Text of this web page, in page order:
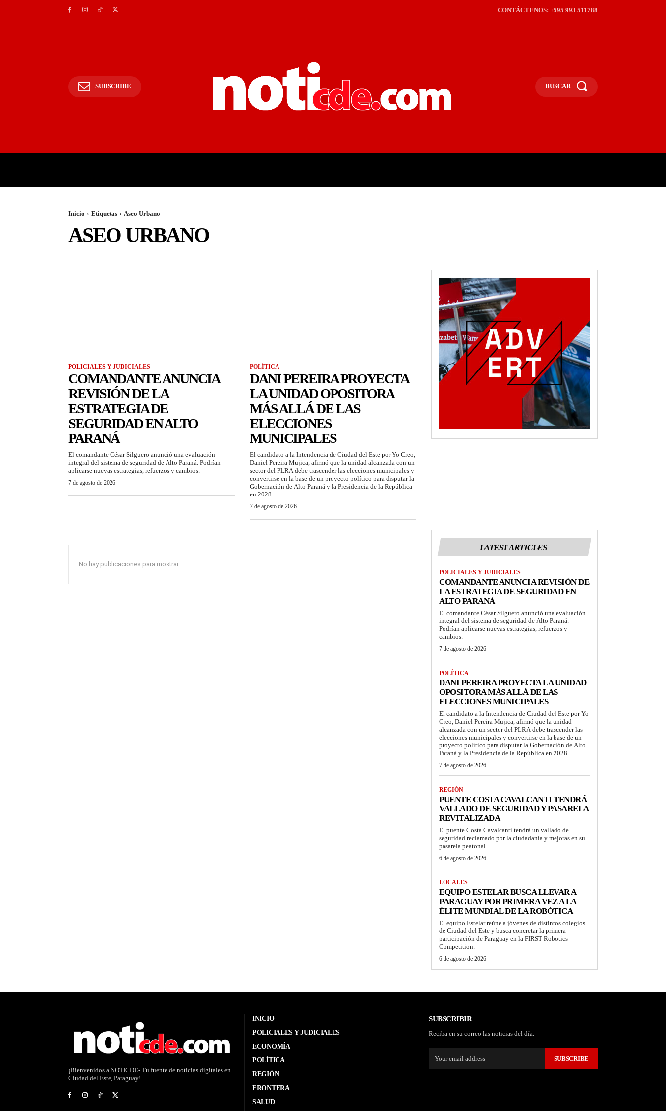
CONTÁCTENOS: +595 993 511788
SUBSCRIBE BUSCAR
Inicio Etiquetas Aseo Urbano
ASEO URBANO
POLICIALES Y JUDICIALES
COMANDANTE ANUNCIA
REVISIÓN DE LA
ESTRATEGIA DE
SEGURIDAD EN ALTO
PARANÁ
El comandante César Silguero anunció una evaluación
integral del sistema de seguridad de Alto Paraná. Podrían
aplicarse nuevas estrategias, refuerzos y cambios.
7 de agosto de 2026
POLÍTICA
DANI PEREIRA PROYECTA
LA UNIDAD OPOSITORA
MÁS ALLÁ DE LAS
ELECCIONES
MUNICIPALES
El candidato a la Intendencia de Ciudad del Este por Yo Creo,
Daniel Pereira Mujica, afirmó que la unidad alcanzada con un
sector del PLRA debe trascender las elecciones municipales y
convertirse en la base de un proyecto político para disputar la
Gobernación de Alto Paraná y la Presidencia de la República
en 2028.
7 de agosto de 2026
No hay publicaciones para mostrar
LATEST ARTICLES
POLICIALES Y JUDICIALES
COMANDANTE ANUNCIA REVISIÓN DE
LA ESTRATEGIA DE SEGURIDAD EN
ALTO PARANÁ
El comandante César Silguero anunció una evaluación
integral del sistema de seguridad de Alto Paraná.
Podrían aplicarse nuevas estrategias, refuerzos y
cambios.
7 de agosto de 2026
POLÍTICA
DANI PEREIRA PROYECTA LA UNIDAD
OPOSITORA MÁS ALLÁ DE LAS
ELECCIONES MUNICIPALES
El candidato a la Intendencia de Ciudad del Este por Yo
Creo, Daniel Pereira Mujica, afirmó que la unidad
alcanzada con un sector del PLRA debe trascender las
elecciones municipales y convertirse en la base de un
proyecto político para disputar la Gobernación de Alto
Paraná y la Presidencia de la República en 2028.
7 de agosto de 2026
REGIÓN
PUENTE COSTA CAVALCANTI TENDRÁ
VALLADO DE SEGURIDAD Y PASARELA
REVITALIZADA
El puente Costa Cavalcanti tendrá un vallado de
seguridad reclamado por la ciudadanía y mejoras en su
pasarela peatonal.
6 de agosto de 2026
LOCALES
EQUIPO ESTELAR BUSCA LLEVAR A
PARAGUAY POR PRIMERA VEZ A LA
ÉLITE MUNDIAL DE LA ROBÓTICA
El equipo Estelar reúne a jóvenes de distintos colegios
de Ciudad del Este y busca concretar la primera
participación de Paraguay en la FIRST Robotics
Competition.
6 de agosto de 2026
¡Bienvenidos a NOTICDE- Tu fuente de noticias digitales en
Ciudad del Este, Paraguay!.
INICIO
POLICIALES Y JUDICIALES
ECONOMÍA
POLÍTICA
REGIÓN
FRONTERA
SALUD
SUBSCRIBIR
Reciba en su correo las noticias del día.
SUBSCRIBE